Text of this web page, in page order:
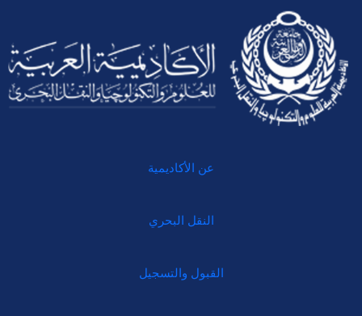
عن الأكاديمية
النقل البحري
القبول والتسجيل